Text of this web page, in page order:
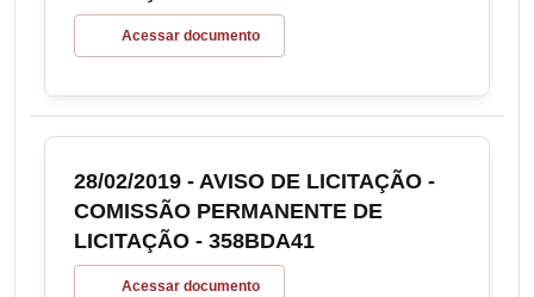
Acessar documento
28/02/2019 - AVISO DE LICITAÇÃO -
COMISSÃO PERMANENTE DE
LICITAÇÃO - 358BDA41
Acessar documento